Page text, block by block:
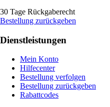
30 Tage Rückgaberecht
Bestellung zurückgeben
Dienstleistungen
Mein Konto
Hilfecenter
Bestellung verfolgen
Bestellung zurückgeben
Rabattcodes